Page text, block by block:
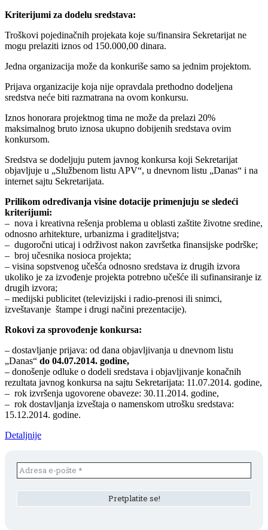
Kriterijumi za dodelu sredstava:
Troškovi pojedinačnih projekata koje su/finansira Sekretarijat ne
mogu prelaziti iznos od 150.000,00 dinara.
Jedna organizacija može da konkuriše samo sa jednim projektom.
Prijava organizacije koja nije opravdala prethodno dodeljena
sredstva neće biti razmatrana na ovom konkursu.
Iznos honorara projektnog tima ne može da prelazi 20%
maksimalnog bruto iznosa ukupno dobijenih sredstava ovim
konkursom.
Sredstva se dodeljuju putem javnog konkursa koji Sekretarijat
objavljuje u „Službenom listu APV“, u dnevnom listu „Danas“ i na
internet sajtu Sekretarijata.
Prilikom određivanja visine dotacije primenjuju se sledeći
kriterijumi:
– nova i kreativna rešenja problema u oblasti zaštite životne sredine,
odnosno arhitekture, urbanizma i graditeljstva;
– dugoročni uticaj i održivost nakon završetka finansijske podrške;
– broj učesnika nosioca projekta;
– visina sopstvenog učešća odnosno sredstava iz drugih izvora
ukoliko je za izvođenje projekta potrebno učešće ili sufinansiranje iz
drugih izvora;
– medijski publicitet (televizijski i radio-prenosi ili snimci,
izveštavanje štampe i drugi načini prezentacije).
Rokovi za sprovođenje konkursa:
– dostavljanje prijava: od dana objavljivanja u dnevnom listu
„Danas“ do 04.07.2014. godine,
– donošenje odluke o dodeli sredstava i objavljivanje konačnih
rezultata javnog konkursa na sajtu Sekretarijata: 11.07.2014. godine,
– rok izvršenja ugovorene obaveze: 30.11.2014. godine,
– rok dostavljanja izveštaja o namenskom utrošku sredstava:
15.12.2014. godine.
Detaljnije